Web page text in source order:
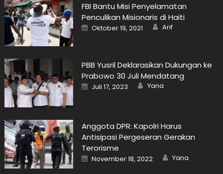
FBI Bantu Misi Penyelamatan
Penculikan Misionaris di Haiti
Posted
on
Oktober 19, 2021 Author
Arif
PBB Yusril Deklarasikan Dukungan ke
Prabowo 30 Juli Mendatang
Posted
on
Juli 17, 2023 Author
Yana
Anggota DPR: Kapolri Harus
Antisipasi Pergeseran Gerakan
Terorisme
Posted
on
November 18, 2022 Author
Yana